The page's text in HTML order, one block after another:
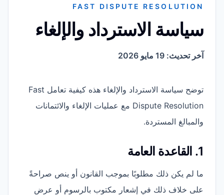
FAST DISPUTE RESOLUTION
سياسة الاسترداد والإلغاء
آخر تحديث: 19 مايو 2026
توضح سياسة الاسترداد والإلغاء هذه كيفية تعامل Fast
Dispute Resolution مع عمليات الإلغاء والائتمانات
والمبالغ المستردة.
1. القاعدة العامة
ما لم يكن ذلك مطلوبًا بموجب القانون أو ينص صراحةً
على خلاف ذلك في إشعار مكتوب بالرسوم أو عرض